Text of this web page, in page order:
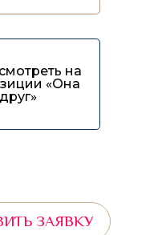
на
«Она
ЗАЯВКУ